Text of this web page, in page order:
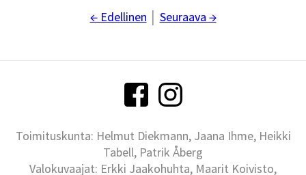
← Edellinen Seuraava →
Toimituskunta: Helmut Diekmann, Jaana Ihme, Heikki
Tabell, Patrik Åberg
Valokuvaajat: Erkki Jaakohuhta, Maarit Koivisto,